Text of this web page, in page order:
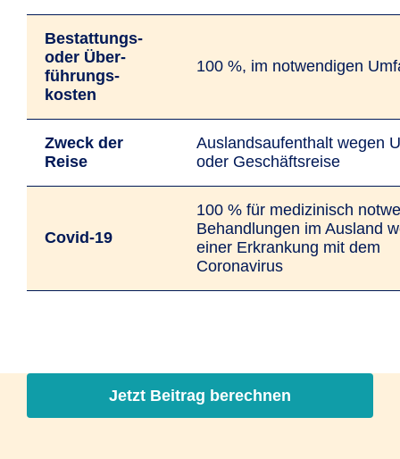
Bestattungs-
oder Über­
führungs­
kosten
100 %, im notwendigen
Zweck der
Reise
Auslandsaufenthalt wegen
oder Geschäfts­reise
Covid-19
100 % für medizinisch
Behandlungen im Ausland
einer Erkrankung mit dem
Coronavirus
Jetzt Beitrag berechnen